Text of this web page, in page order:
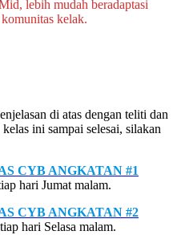
lebih mudah beradaptasi
kelak.
di atas dengan teliti dan
ini sampai selesai, silakan
CYB ANGKATAN #1
hari Jumat malam.
CYB ANGKATAN #2
hari Selasa malam.